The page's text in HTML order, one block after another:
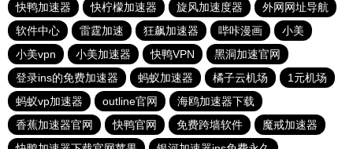
快鸭加速器
快柠檬加速器 旋风加速度器
外网网址导航
软件中心
雷霆加速 狂飙加速器 哔咔漫画
小美
小美vpn
小美加速器 快鸭VPN
黑洞加速官网
登录ins的免费加速器
蚂蚁加速器 橘子云机场
1元机场
蚂蚁vp加速器
outline官网
海鸥加速器下载
香蕉加速器官网
快鸭官网 免费跨墙软件
魔戒加速器